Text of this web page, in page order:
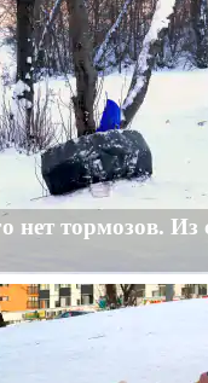
нет тормозов. Из